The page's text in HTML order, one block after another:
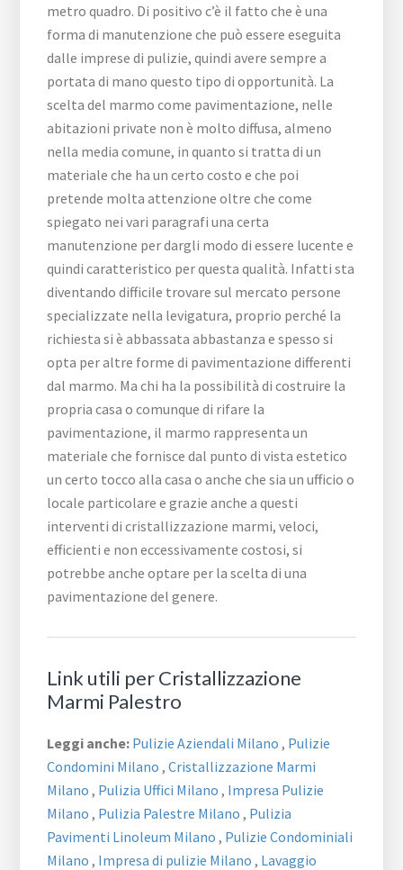
metro quadro. Di positivo c’è il fatto che è una
forma di manutenzione che può essere eseguita
dalle imprese di pulizie, quindi avere sempre a
portata di mano questo tipo di opportunità. La
scelta del marmo come pavimentazione, nelle
abitazioni private non è molto diffusa, almeno
nella media comune, in quanto si tratta di un
materiale che ha un certo costo e che poi
pretende molta attenzione oltre che come
spiegato nei vari paragrafi una certa
manutenzione per dargli modo di essere lucente e
quindi caratteristico per questa qualità. Infatti sta
diventando difficile trovare sul mercato persone
specializzate nella levigatura, proprio perché la
richiesta si è abbassata abbastanza e spesso si
opta per altre forme di pavimentazione differenti
dal marmo. Ma chi ha la possibilità di costruire la
propria casa o comunque di rifare la
pavimentazione, il marmo rappresenta un
materiale che fornisce dal punto di vista estetico
un certo tocco alla casa o anche che sia un ufficio o
locale particolare e grazie anche a questi
interventi di cristallizzazione marmi, veloci,
efficienti e non eccessivamente costosi, si
potrebbe anche optare per la scelta di una
pavimentazione del genere.
Link utili per Cristallizzazione
Marmi Palestro
Leggi anche: Pulizie Aziendali Milano, Pulizie
Condomini Milano,Cristallizzazione Marmi
Milano, Pulizia Uffici Milano, Impresa Pulizie
Milano, Pulizia Palestre Milano, Pulizia
Pavimenti Linoleum Milano, Pulizie Condominiali
Milano, Impresa di pulizie Milano, Lavaggio